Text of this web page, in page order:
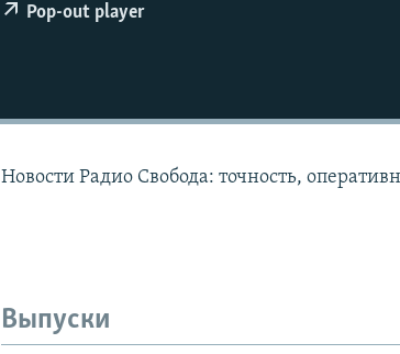
Pop-out player
Новости Радио Свобода: точность,
Выпуски